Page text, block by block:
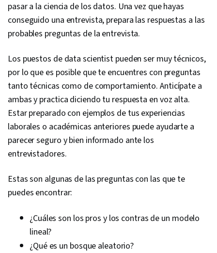
pasar a la ciencia de los datos. Una vez que hayas
conseguido una entrevista, prepara las respuestas a las
probables preguntas de la entrevista.
Los puestos de data scientist pueden ser muy técnicos,
por lo que es posible que te encuentres con preguntas
tanto técnicas como de comportamiento. Anticípate a
ambas y practica diciendo tu respuesta en voz alta.
Estar preparado con ejemplos de tus experiencias
laborales o académicas anteriores puede ayudarte a
parecer seguro y bien informado ante los
entrevistadores.
Estas son algunas de las preguntas con las que te
puedes encontrar:
¿Cuáles son los pros y los contras de un modelo
lineal?
¿Qué es un bosque aleatorio?